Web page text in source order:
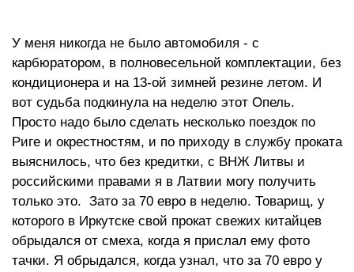
У меня никогда не было автомобиля - с
карбюратором, в полновесельной комплектации, без
кондиционера и на 13-ой зимней резине летом. И
вот судьба подкинула на неделю этот Опель.
Просто надо было сделать несколько поездок по
Риге и окрестностям, и по приходу в службу проката
выяснилось, что без кредитки, с ВНЖ Литвы и
российскими правами я в Латвии могу получить
только это. Зато за 70 евро в неделю. Товарищ, у
которого в Иркутске свой прокат свежих китайцев
обрыдался от смеха, когда я прислал ему фото
тачки. Я обрыдался, когда узнал, что за 70 евро у